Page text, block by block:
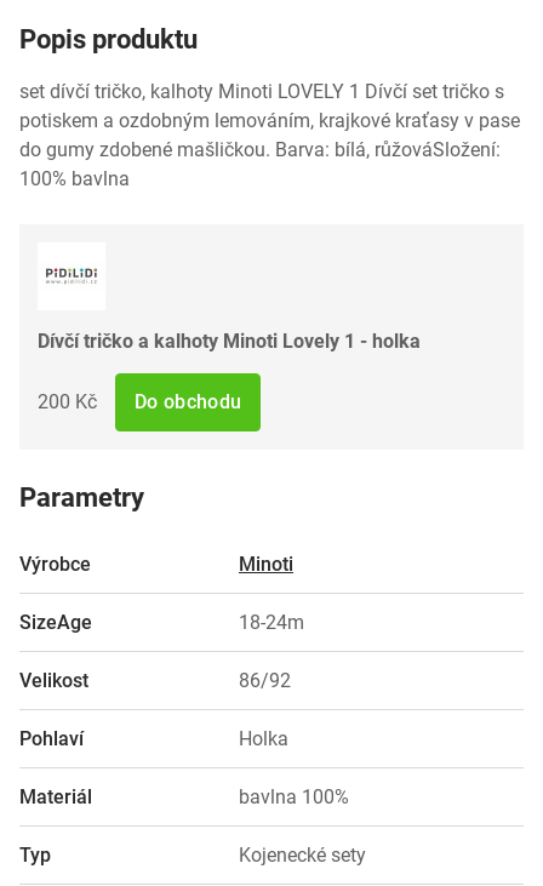
Popis produktu
set dívčí tričko, kalhoty Minoti LOVELY 1 Dívčí set tričko s
potiskem a ozdobným lemováním, krajkové kraťasy v pase
do gumy zdobené mašličkou. Barva: bílá, růžováSložení:
100% bavlna
Dívčí tričko a kalhoty Minoti Lovely 1 - holka
200 Kč Do obchodu
Parametry
Výrobce Minoti
SizeAge 18-24m
Velikost 86/92
Pohlaví Holka
Materiál bavlna 100%
Typ Kojenecké sety